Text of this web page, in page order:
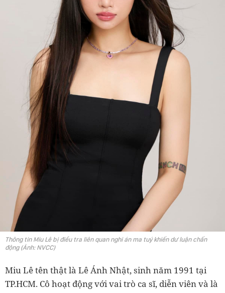
Thông tin Miu Lê bị điều tra liên quan nghi án ma tuý khiến dư luận chấn
động (Ảnh: NVCC)
Miu Lê tên thật là Lê Ánh Nhật, sinh năm 1991 tại
TP.HCM. Cô hoạt động với vai trò ca sĩ, diễn viên và là